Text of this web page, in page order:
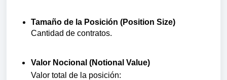
Tamaño de la Posición (Position Size)
Cantidad de contratos.
Valor Nocional (Notional Value)
Valor total de la posición: